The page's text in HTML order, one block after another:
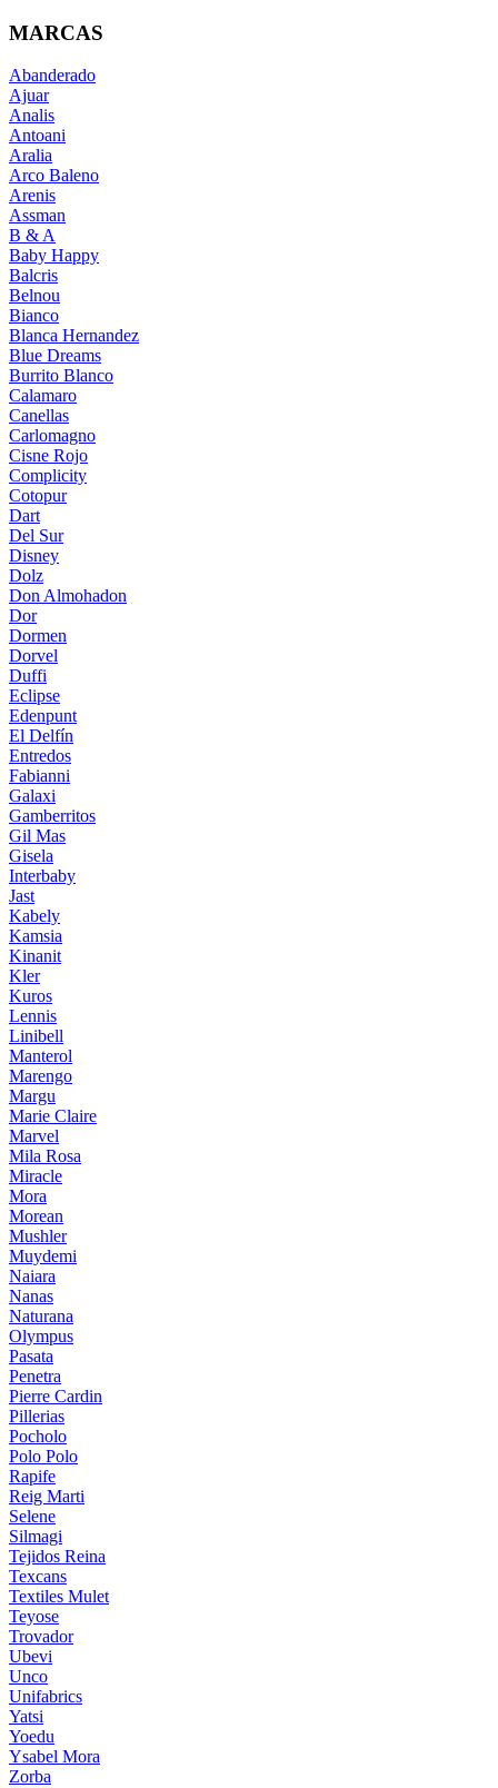
MARCAS
Abanderado
Ajuar
Analis
Antoani
Aralia
Arco Baleno
Arenis
Assman
B & A
Baby Happy
Balcris
Belnou
Bianco
Blanca Hernandez
Blue Dreams
Burrito Blanco
Calamaro
Canellas
Carlomagno
Cisne Rojo
Complicity
Cotopur
Dart
Del Sur
Disney
Dolz
Don Almohadon
Dor
Dormen
Dorvel
Duffi
Eclipse
Edenpunt
El Delfín
Entredos
Fabianni
Galaxi
Gamberritos
Gil Mas
Gisela
Interbaby
Jast
Kabely
Kamsia
Kinanit
Kler
Kuros
Lennis
Linibell
Manterol
Marengo
Margu
Marie Claire
Marvel
Mila Rosa
Miracle
Mora
Morean
Mushler
Muydemi
Naiara
Nanas
Naturana
Olympus
Pasata
Penetra
Pierre Cardin
Pillerias
Pocholo
Polo Polo
Rapife
Reig Marti
Selene
Silmagi
Tejidos Reina
Texcans
Textiles Mulet
Teyose
Trovador
Ubevi
Unco
Unifabrics
Yatsi
Yoedu
Ysabel Mora
Zorba